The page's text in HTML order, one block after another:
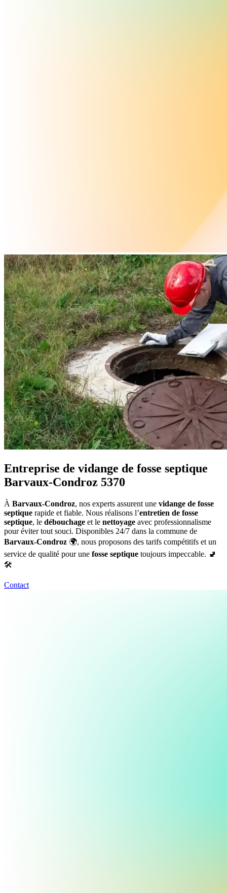
Entreprise de vidange de fosse septique
Barvaux-Condroz 5370
À Barvaux-Condroz, nos experts assurent une vidange de fosse
septique rapide et fiable. Nous réalisons l’entretien de fosse
septique, le débouchage et le nettoyage avec professionnalisme
pour éviter tout souci. Disponibles 24/7 dans la commune de
Barvaux-Condroz 🌍, nous proposons des tarifs compétitifs et un
service de qualité pour une fosse septique toujours impeccable. 🚽
🛠️
Contact